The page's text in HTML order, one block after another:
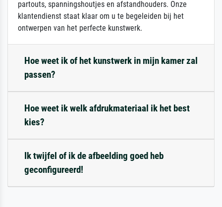
partouts, spanningshoutjes en afstandhouders. Onze
klantendienst staat klaar om u te begeleiden bij het
ontwerpen van het perfecte kunstwerk.
Hoe weet ik of het kunstwerk in mijn kamer zal
passen?
Hoe weet ik welk afdrukmateriaal ik het best
kies?
Ik twijfel of ik de afbeelding goed heb
geconfigureerd!